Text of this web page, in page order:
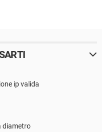
ip valida
diametro